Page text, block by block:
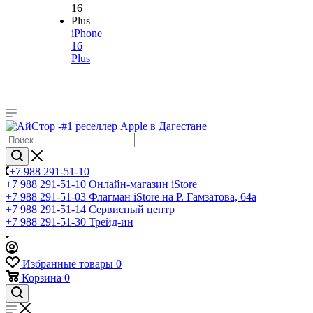
iPhone
16
Plus
+7 988 291-51-10
+7 988 291-51-10 Онлайн-магазин iStore
+7 988 291-51-03 Флагман iStore на Р. Гамзатова, 64а
+7 988 291-51-14 Сервисный центр
+7 988 291-51-30 Трейд-ин
Избранные товары 0
Корзина 0